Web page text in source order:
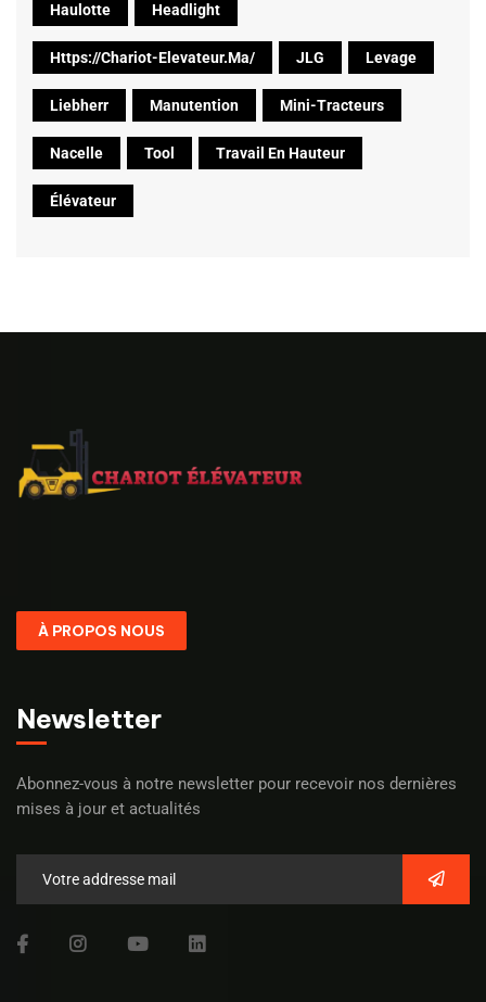
Haulotte Headlight
Https://chariot-Elevateur.ma/ JLG Levage
Liebherr Manutention Mini-Tracteurs
Nacelle Tool Travail En Hauteur
Élévateur
À PROPOS NOUS
Newsletter
Abonnez-vous à notre newsletter pour recevoir nos dernières
mises à jour et actualités